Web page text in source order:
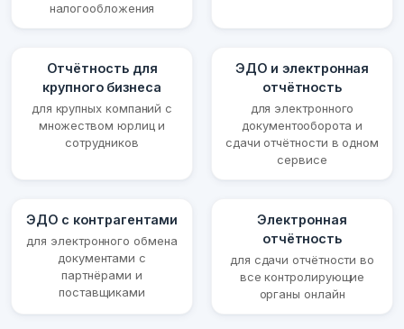
налогообложения
Отчётность для
крупного бизнеса
для крупных компаний с
множеством юрлиц и
сотрудников
ЭДО и электронная
отчётность
для электронного
документооборота и
сдачи отчётности в одном
сервисе
ЭДО с контрагентами
для электронного обмена
документами с
партнёрами и
поставщиками
Электронная
отчётность
для сдачи отчётности во
все контролирующие
органы онлайн